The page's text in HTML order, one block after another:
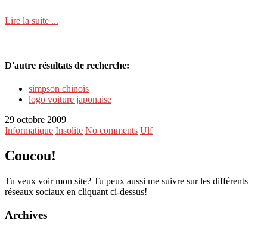
Lire la suite ...
D'autre résultats de recherche:
simpson chinois
logo voiture japonaise
29 octobre 2009
Informatique Insolite No comments Ulf
Coucou!
Tu veux voir mon site? Tu peux aussi me suivre sur les différents
réseaux sociaux en cliquant ci-dessus!
Archives